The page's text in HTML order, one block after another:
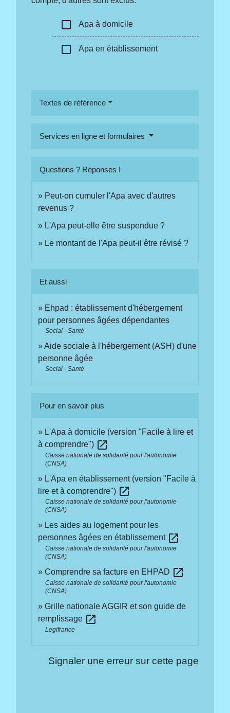
check_box_outline_blank Apa à domicile
check_box_outline_blank Apa en établissement
Textes de référence
Services en ligne et formulaires
Questions ? Réponses !
Peut-on cumuler l'Apa avec d'autres
revenus ?
L'Apa peut-elle être suspendue ?
Le montant de l'Apa peut-il être révisé ?
Et aussi
Ehpad : établissement d'hébergement
pour personnes âgées dépendantes
Social - Santé
Aide sociale à l'hébergement (ASH) d'une
personne âgée
Social - Santé
Pour en savoir plus
L'Apa à domicile (version "Facile à lire et
à comprendre") open_in_new
Caisse nationale de solidarité pour l'autonomie
(CNSA)
L'Apa en établissement (version "Facile à
lire et à comprendre") open_in_new
Caisse nationale de solidarité pour l'autonomie
(CNSA)
Les aides au logement pour les
personnes âgées en établissement open_in_new
Caisse nationale de solidarité pour l'autonomie
(CNSA)
Comprendre sa facture en EHPAD open_in_new
Caisse nationale de solidarité pour l'autonomie
(CNSA)
Grille nationale AGGIR et son guide de
remplissage open_in_new
Legifrance
Signaler une erreur sur cette page